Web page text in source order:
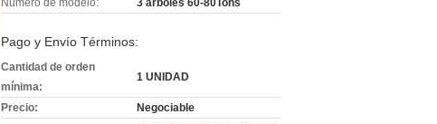
Número de modelo:
3 árboles 60-80Tons
Pago y Envío Términos:
Cantidad de orden
mínima:
1 UNIDAD
Precio: Negociable